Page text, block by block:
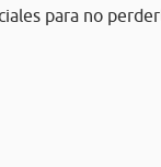
para no